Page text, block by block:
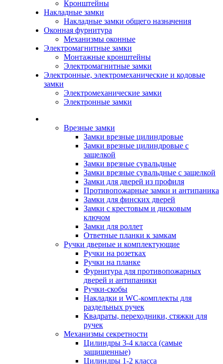
Кронштейны
Накладные замки
Накладные замки общего назначения
Оконная фурнитура
Механизмы оконные
Электромагнитные замки
Монтажные кронштейны
Электромагнитные замки
Электронные, электромеханические и кодовые
замки
Электромеханические замки
Электронные замки
Врезные замки
Замки врезные цилиндровые
Замки врезные цилиндровые с
защелкой
Замки врезные сувальдные
Замки врезные сувальдные с защелкой
Замки для дверей из профиля
Противопожарные замки и антипаника
Замки для финских дверей
Замки с крестовым и дисковым
ключом
Замки для роллет
Ответные планки к замкам
Ручки дверные и комплектующие
Ручки на розетках
Ручки на планке
Фурнитура для противопожарных
дверей и антипаники
Ручки-скобы
Накладки и WC-комплекты для
раздельных ручек
Квадраты, переходники, стяжки для
ручек
Механизмы секретности
Цилиндры 3-4 класса (самые
защищенные)
Цилиндры 1-2 класса